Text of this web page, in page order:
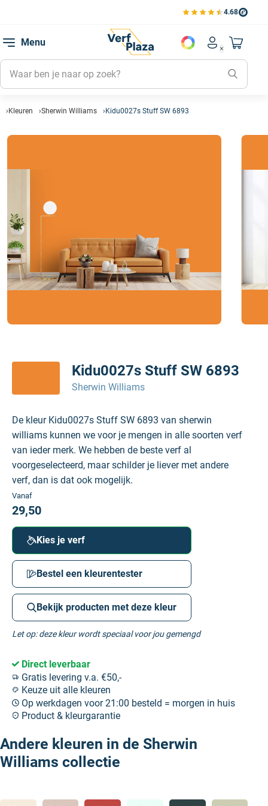
4.68
Bekijk de verfplaza
Menu
Account
Mijn
Mijn
Mijn
Naar
Kleuren Sherwin Williams Kidu0027s Stuff SW 6893
Kidu0027s Stuff SW 6893
Sherwin Williams
De kleur Kidu0027s Stuff SW 6893 van sherwin
williams kunnen we voor je mengen in alle soorten verf
van ieder merk. We hebben de beste verf al
voorgeselecteerd, maar schilder je liever met andere
verf, dan is dat ook mogelijk.
Vanaf
29,50
Kies je verf
Bestel een kleurentester
Bekijk producten met deze kleur
Let op: deze kleur wordt speciaal voor jou gemengd
Direct leverbaar
Gratis levering v.a. €50,-
Keuze uit alle kleuren
Op werkdagen voor 21:00 besteld = morgen in huis
Product & kleurgarantie
Andere kleuren in de Sherwin
Williams collectie